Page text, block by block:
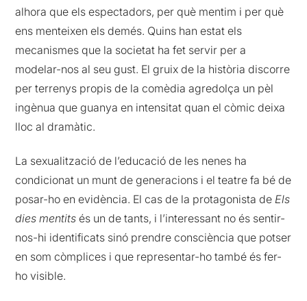
alhora que els espectadors, per què mentim i per què
ens menteixen els demés. Quins han estat els
mecanismes que la societat ha fet servir per a
modelar-nos al seu gust. El gruix de la història discorre
per terrenys propis de la comèdia agredolça un pèl
ingènua que guanya en intensitat quan el còmic deixa
lloc al dramàtic.
La sexualització de l’educació de les nenes ha
condicionat un munt de generacions i el teatre fa bé de
posar-ho en evidència. El cas de la protagonista deEls
dies mentits és un de tants, i l’interessant no és sentir-
nos-hi identificats sinó prendre consciència que potser
en som còmplices i que representar-ho també és fer-
ho visible.